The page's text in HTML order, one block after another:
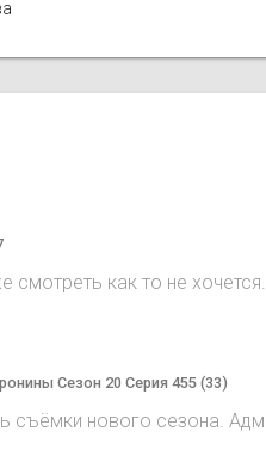
как то не
Сезон 20 Серия 455 (33)
съёмки нового сезона.